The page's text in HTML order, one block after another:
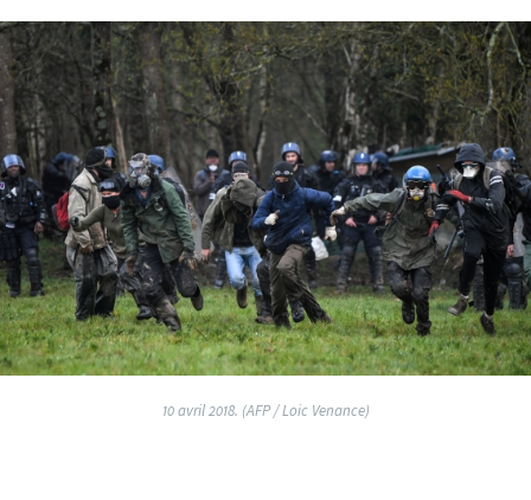
10 avril 2018. (AFP / Loic Venance)